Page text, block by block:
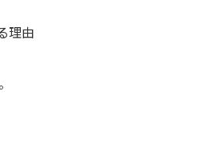
理由